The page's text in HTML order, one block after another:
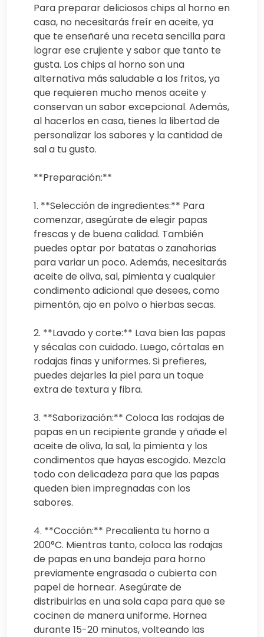
Para preparar deliciosos chips al horno en
casa, no necesitarás freír en aceite, ya
que te enseñaré una receta sencilla para
lograr ese crujiente y sabor que tanto te
gusta. Los chips al horno son una
alternativa más saludable a los fritos, ya
que requieren mucho menos aceite y
conservan un sabor excepcional. Además,
al hacerlos en casa, tienes la libertad de
personalizar los sabores y la cantidad de
sal a tu gusto.
**Preparación:**
1. **Selección de ingredientes:** Para
comenzar, asegúrate de elegir papas
frescas y de buena calidad. También
puedes optar por batatas o zanahorias
para variar un poco. Además, necesitarás
aceite de oliva, sal, pimienta y cualquier
condimento adicional que desees, como
pimentón, ajo en polvo o hierbas secas.
2. **Lavado y corte:** Lava bien las papas
y sécalas con cuidado. Luego, córtalas en
rodajas finas y uniformes. Si prefieres,
puedes dejarles la piel para un toque
extra de textura y fibra.
3. **Saborización:** Coloca las rodajas de
papas en un recipiente grande y añade el
aceite de oliva, la sal, la pimienta y los
condimentos que hayas escogido. Mezcla
todo con delicadeza para que las papas
queden bien impregnadas con los
sabores.
4. **Cocción:** Precalienta tu horno a
200°C. Mientras tanto, coloca las rodajas
de papas en una bandeja para horno
previamente engrasada o cubierta con
papel de hornear. Asegúrate de
distribuirlas en una sola capa para que se
cocinen de manera uniforme. Hornea
durante 15-20 minutos, volteando las